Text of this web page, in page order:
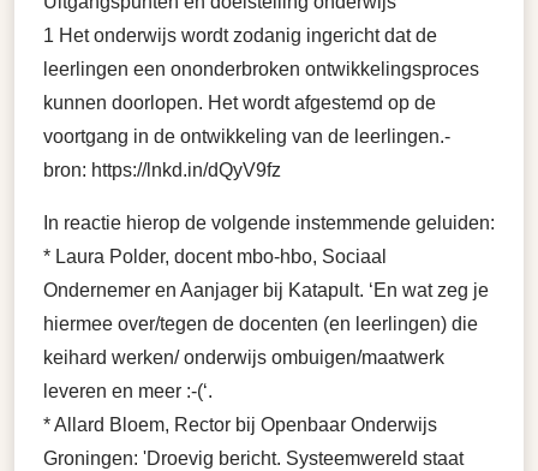
1 Het onderwijs wordt zodanig ingericht dat de
leerlingen een ononderbroken ontwikkelingsproces
kunnen doorlopen. Het wordt afgestemd op de
voortgang in de ontwikkeling van de leerlingen.-
bron: https://lnkd.in/dQyV9fz
In reactie hierop de volgende instemmende geluiden:
* Laura Polder, docent mbo-hbo, Sociaal
Ondernemer en Aanjager bij Katapult. ‘En wat zeg je
hiermee over/tegen de docenten (en leerlingen) die
keihard werken/ onderwijs ombuigen/maatwerk
leveren en meer :-(‘.
* Allard Bloem, Rector bij Openbaar Onderwijs
Groningen: 'Droevig bericht. Systeemwereld staat